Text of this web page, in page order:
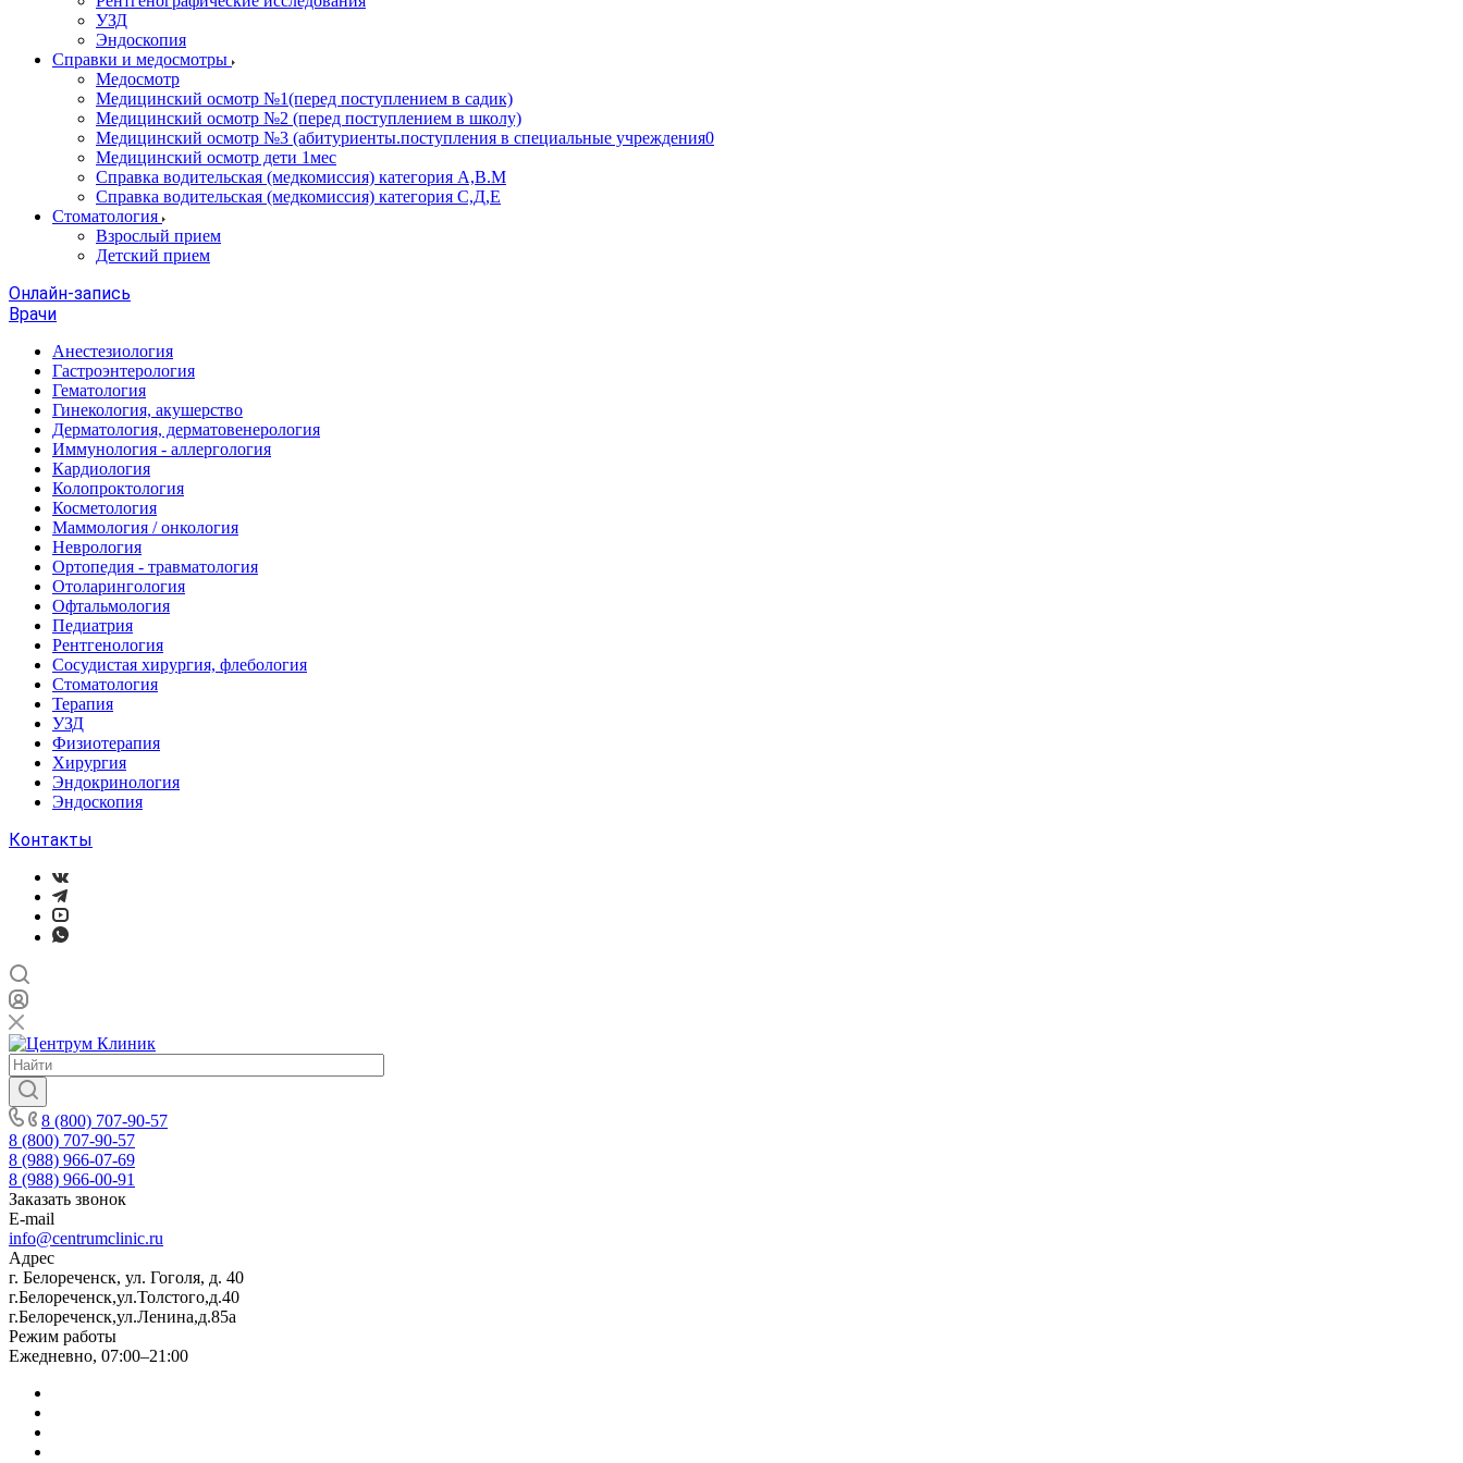
УЗД
Эндоскопия
Справки и медосмотры
Медосмотр
Медицинский осмотр №1(перед поступлением в садик)
Медицинский осмотр №2 (перед поступлением в школу)
Медицинский осмотр №3 (абитуриенты.поступления в специальные учреждения0
Медицинский осмотр дети 1мес
Справка водительская (медкомиссия) категория А,В.М
Справка водительская (медкомиссия) категория С,Д,Е
Стоматология
Взрослый прием
Детский прием
Онлайн-запись
Врачи
Анестезиология
Гастроэнтерология
Гематология
Гинекология, акушерство
Дерматология, дерматовенерология
Иммунология - аллергология
Кардиология
Колопроктология
Косметология
Маммология / онкология
Неврология
Ортопедия - травматология
Отоларингология
Офтальмология
Педиатрия
Рентгенология
Сосудистая хирургия, флебология
Стоматология
Терапия
УЗД
Физиотерапия
Хирургия
Эндокринология
Эндоскопия
Контакты
8 (800) 707-90-57
8 (800) 707-90-57
8 (988) 966-07-69
8 (988) 966-00-91
Заказать звонок
E-mail
info@centrumclinic.ru
Адрес
г. Белореченск, ул. Гоголя, д. 40
г.Белореченск,ул.Толстого,д.40
г.Белореченск,ул.Ленина,д.85а
Режим работы
Ежедневно, 07:00–21:00